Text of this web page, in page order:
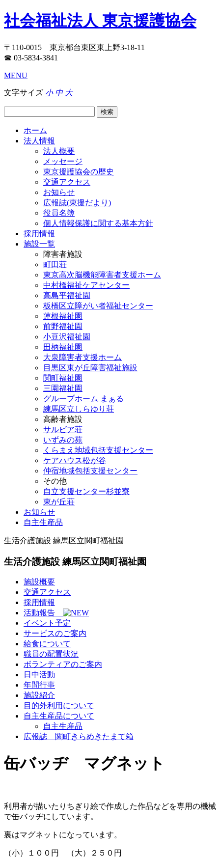
社会福祉法人 東京援護協会
〒110-0015 東京都台東区東上野3-18-11
☎ 03-5834-3841
MENU
文字サイズ 小 中 大
ホーム
法人情報
法人概要
メッセージ
東京援護協会の歴史
交通アクセス
お知らせ
広報誌(東援だより)
役員名簿
個人情報保護に関する基本方針
採用情報
施設一覧
障害者施設
町田荘
東京高次脳機能障害者支援ホーム
中村橋福祉ケアセンター
高島平福祉園
板橋区立障がい者福祉センター
蓮根福祉園
前野福祉園
小豆沢福祉園
田柄福祉園
大泉障害者支援ホーム
目黒区東が丘障害福祉施設
関町福祉園
三園福祉園
グループホーム まぁる
練馬区立しらゆり荘
高齢者施設
サルビア荘
いずみの苑
くらまえ地域包括支援センター
ケアハウス松が谷
仲宿地域包括支援センター
その他
自立支援センター杉並寮
東が丘荘
お知らせ
自主生産品
生活介護施設 練馬区立関町福祉園
生活介護施設 練馬区立関町福祉園
施設概要
交通アクセス
採用情報
活動報告
イベント予定
サービスのご案内
給食について
職員の配置状況
ボランティアのご案内
日中活動
年間行事
施設紹介
目的外利用について
自主生産品について
自主生産品
広報誌 関町きらめきたまて箱
缶バッヂ マグネット
利用者が描いたりちぎり絵で作成した作品などを専用の機械
で缶バッヂにしています。
裏はマグネットになっています。
（小）１００円 （大）２５０円